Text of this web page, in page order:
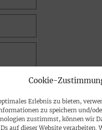
Cookie-
Erlebnis zu bieten,
zu speichern und/
zustimmst, können wir
auf dieser Website